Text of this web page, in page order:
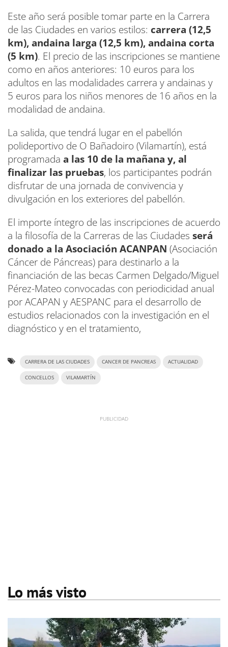
Este año será posible tomar parte en la Carrera
de las Ciudades en varios estilos: carrera (12,5
km), andaina larga (12,5 km), andaina corta
(5 km). El precio de las inscripciones se mantiene
como en años anteriores: 10 euros para los
adultos en las modalidades carrera y andainas y
5 euros para los niños menores de 16 años en la
modalidad de andaina.
La salida, que tendrá lugar en el pabellón
polideportivo de O Bañadoiro (Vilamartín), está
programada a las 10 de la mañana y, al
finalizar las pruebas, los participantes podrán
disfrutar de una jornada de convivencia y
divulgación en los exteriores del pabellón.
El importe íntegro de las inscripciones de acuerdo
a la filosofía de la Carreras de las Ciudades será
donado a la Asociación ACANPAN (Asociación
Cáncer de Páncreas) para destinarlo a la
financiación de las becas Carmen Delgado/Miguel
Pérez-Mateo convocadas con periodicidad anual
por ACAPAN y AESPANC para el desarrollo de
estudios relacionados con la investigación en el
diagnóstico y en el tratamiento,
CARRERA DE LAS CIUDADES CANCER DE PANCREAS ACTUALIDAD
CONCELLOS VILAMARTÍN
Lo más visto